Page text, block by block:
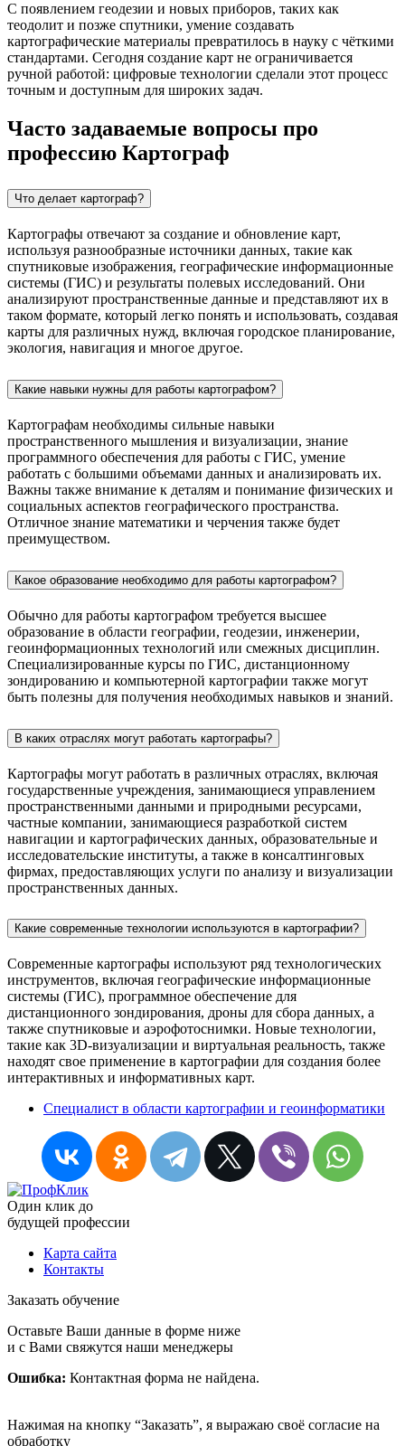
С появлением геодезии и новых приборов, таких как
теодолит и позже спутники, умение создавать
картографические материалы превратилось в науку с чёткими
стандартами. Сегодня создание карт не ограничивается
ручной работой: цифровые технологии сделали этот процесс
точным и доступным для широких задач.
Часто задаваемые вопросы про
профессию Картограф
Что делает картограф?
Картографы отвечают за создание и обновление карт,
используя разнообразные источники данных, такие как
спутниковые изображения, географические информационные
системы (ГИС) и результаты полевых исследований. Они
анализируют пространственные данные и представляют их в
таком формате, который легко понять и использовать, создавая
карты для различных нужд, включая городское планирование,
экология, навигация и многое другое.
Какие навыки нужны для работы картографом?
Картографам необходимы сильные навыки
пространственного мышления и визуализации, знание
программного обеспечения для работы с ГИС, умение
работать с большими объемами данных и анализировать их.
Важны также внимание к деталям и понимание физических и
социальных аспектов географического пространства.
Отличное знание математики и черчения также будет
преимуществом.
Какое образование необходимо для работы картографом?
Обычно для работы картографом требуется высшее
образование в области географии, геодезии, инженерии,
геоинформационных технологий или смежных дисциплин.
Специализированные курсы по ГИС, дистанционному
зондированию и компьютерной картографии также могут
быть полезны для получения необходимых навыков и знаний.
В каких отраслях могут работать картографы?
Картографы могут работать в различных отраслях, включая
государственные учреждения, занимающиеся управлением
пространственными данными и природными ресурсами,
частные компании, занимающиеся разработкой систем
навигации и картографических данных, образовательные и
исследовательские институты, а также в консалтинговых
фирмах, предоставляющих услуги по анализу и визуализации
пространственных данных.
Какие современные технологии используются в картографии?
Современные картографы используют ряд технологических
инструментов, включая географические информационные
системы (ГИС), программное обеспечение для
дистанционного зондирования, дроны для сбора данных, а
также спутниковые и аэрофотоснимки. Новые технологии,
такие как 3D-визуализации и виртуальная реальность, также
находят свое применение в картографии для создания более
интерактивных и информативных карт.
Специалист в области картографии и геоинформатики
Один клик до
будущей профессии
Карта сайта
Контакты
Заказать обучение
Оставьте Ваши данные в форме ниже
и с Вами свяжутся наши менеджеры
Ошибка: Контактная форма не найдена.
Нажимая на кнопку “Заказать”, я выражаю своё согласие на
обработку